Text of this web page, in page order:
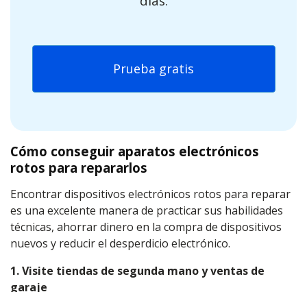
Prueba gratis
Cómo conseguir aparatos electrónicos
rotos para repararlos
Encontrar dispositivos electrónicos rotos para reparar
es una excelente manera de practicar sus habilidades
técnicas, ahorrar dinero en la compra de dispositivos
nuevos y reducir el desperdicio electrónico.
1. Visite tiendas de segunda mano y ventas de
garaje